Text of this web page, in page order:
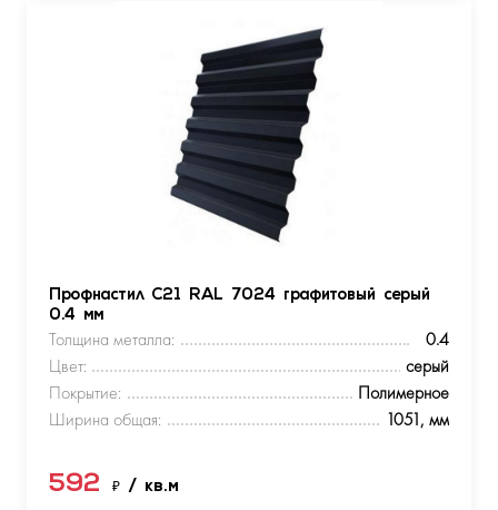
Профнастил С21 RAL 7024 графитовый серый
0.4 мм
Толщина металла:
0.4
Цвет:
серый
Покрытие:
Полимерное
Ширина общая:
1051, мм
592 ₽ / кв.м